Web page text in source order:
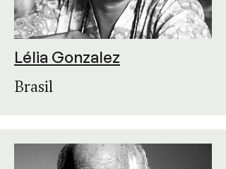
Lélia Gonzalez
Brasil